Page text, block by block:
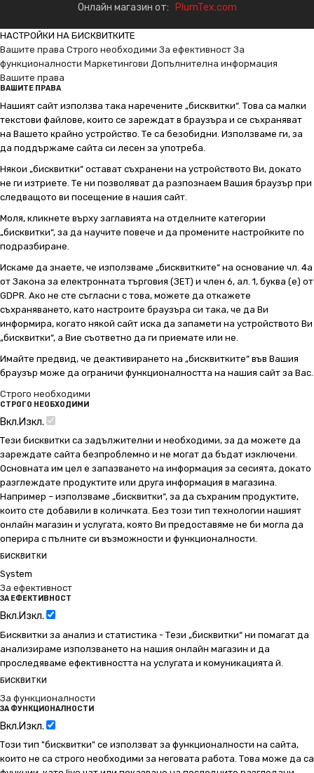
Онлайн магазин от: PlumTex.com
НАСТРОЙКИ НА БИСКВИТКИТЕ
Вашите права Строго необходими За ефективност За
функционалности Маркетингови Допълнителна информация
Вашите права
ВАШИТЕ ПРАВА
Нашият сайт използва така наречените „бисквитки“. Това са малки
текстови файлове, които се зареждат в браузъра и се съхраняват
на Вашето крайно устройство. Те са безобидни. Използваме ги, за
да поддържаме сайта си лесен за употреба.
Някои „бисквитки“ остават съхранени на устройството Ви, докато
не ги изтриете. Те ни позволяват да разпознаем Вашия браузър при
следващото ви посещение в нашия сайт.
Моля, кликнете върху заглавията на отделните категории
„бисквитки“, за да научите повече и да промените настройките по
подразбиране.
Искаме да знаете, че използваме „бисквитките“ на основание чл. 4а
от Закона за електронната търговия (ЗЕТ) и член 6, ал. 1, буква (е) от
GDPR. Ако не сте съгласни с това, можете да откажете
съхраняването, като настроите браузъра си така, че да Ви
информира, когато някой сайт иска да запамети на устройството Ви
„бисквитки“, а Вие съответно да ги приемате или не.
Имайте предвид, че деактивирането на „бисквитките“ във Вашия
браузър може да ограничи функционалността на нашия сайт за Вас.
Строго необходими
СТРОГО НЕОБХОДИМИ
Вкл.Изкл.
Тези бисквитки са задължителни и необходими, за да можете да
зареждате сайта безпроблемно и не могат да бъдат изключени.
Основната им цел е запазването на информация за сесията, докато
разглеждате продуктите или друга информация в магазина.
Например – използваме „бисквитки“, за да съхраним продуктите,
които сте добавили в количката. Без този тип технологии нашият
онлайн магазин и услугата, която Ви предоставяме не би могла да
оперира с пълните си възможности и функционалности.
БИСКВИТКИ
System
За ефективност
ЗА ЕФЕКТИВНОСТ
Вкл.Изкл.
Бисквитки за анализ и статистика - Тези „бисквитки“ ни помагат да
анализираме използването на нашия онлайн магазин и да
проследяваме ефективността на услугата и комуникацията й.
БИСКВИТКИ
За функционалности
ЗА ФУНКЦИОНАЛНОСТИ
Вкл.Изкл.
Този тип "бисквитки" се използват за функционалности на сайта,
които не са строго необходими за неговата работа. Това може да са